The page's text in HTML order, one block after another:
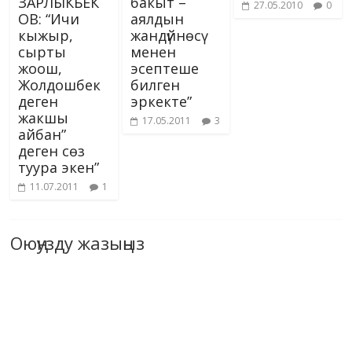
ОВ: “Ичи
кыжыр,
сырты
жоош,
Жолдошбек
деген
жакшы
айбан”
деген сөз
туура экен”
11.07.2011 1
аялдын
жандүйнөсү
менен
эсептеше
билген
эркекте”
17.05.2011 3
27.05.2010 0
Оюңузду жазыңыз